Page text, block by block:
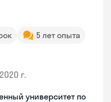
5 лет опыта
2020 г.
университет по